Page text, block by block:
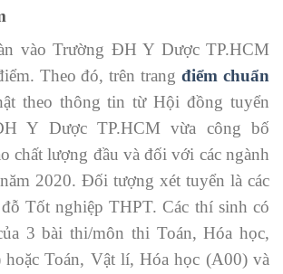
vào Trường ĐH Y Dược TP.HCM
Theo đó, trên trangđiểm chuẩn
theo thông tin từ Hội đồng tuyển
Y Dược TP.HCM vừa công bố
chất lượng đầu và đối với các ngành
2020. Đối tượng xét tuyển là các
Tốt nghiệp THPT. Các thí sinh có
3 bài thi/môn thi Toán, Hóa học,
Toán, Vật lí, Hóa học (A00) và